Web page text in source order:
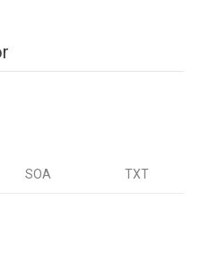
SOA TXT